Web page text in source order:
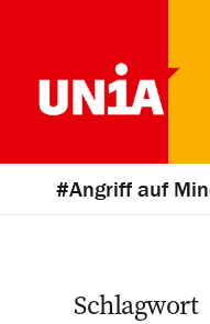
#Angriff auf
Schlagwort